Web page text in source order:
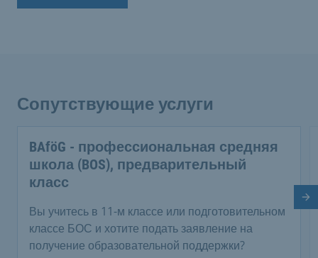
Сопутствующие услуги
BAföG - профессиональная средняя
школа (BOS), предварительный
класс
Вы учитесь в 11-м классе или подготовительном
классе БОС и хотите подать заявление на
получение образовательной поддержки?